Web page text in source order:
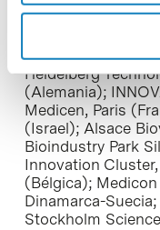
(Italia), que es la
clústeres y
One Nucleus,
Heidelberg
(Alemania);
Medicen, Paris
(Israel); Alsace
Bioindustry Park
Innovation
(Bélgica); Medicon
Dinamarca-
Stockholm